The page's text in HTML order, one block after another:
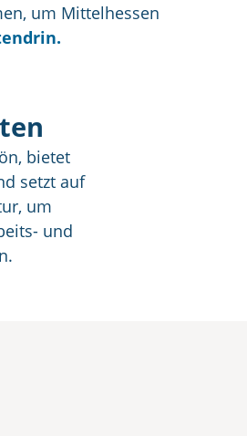
um Mittelhessen
bietet
setzt auf
um
und
Vielfalt.